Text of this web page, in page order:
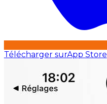
Télécharger surApp Store